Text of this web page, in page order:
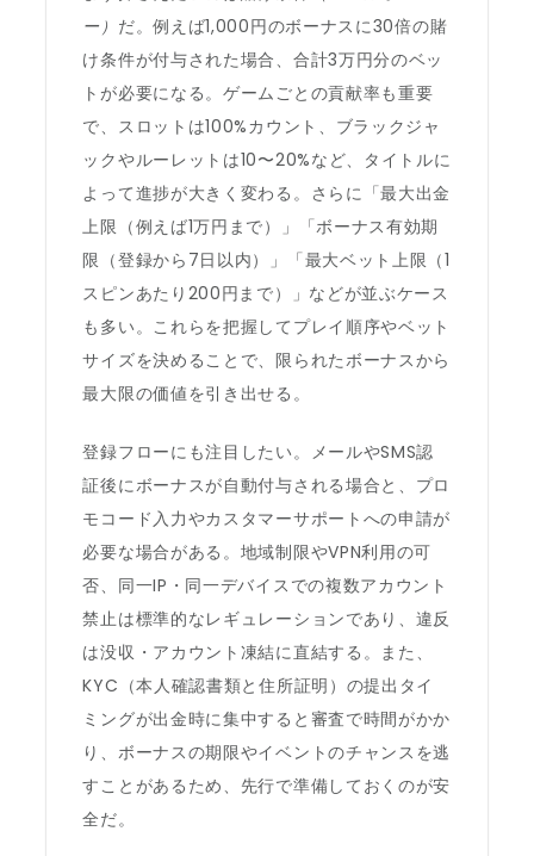
ー） だ。例えば1,000円のボーナスに30倍の賭
け条件が付与された場合、合計3万円分のベッ
トが必要になる。ゲームごとの貢献率も重要
で、スロットは100%カウント、ブラックジャ
ックやルーレットは10〜20%など、タイトルに
よって進捗が大きく変わる。さらに「最大出金
上限（例えば1万円まで）」「ボーナス有効期
限（登録から7日以内）」「最大ベット上限（1
スピンあたり200円まで）」などが並ぶケース
も多い。これらを把握してプレイ順序やベット
サイズを決めることで、限られたボーナスから
最大限の価値を引き出せる。
登録フローにも注目したい。メールやSMS認
証後にボーナスが自動付与される場合と、プロ
モコード入力やカスタマーサポートへの申請が
必要な場合がある。地域制限やVPN利用の可
否、同一IP・同一デバイスでの複数アカウント
禁止は標準的なレギュレーションであり、違反
は没収・アカウント凍結に直結する。また、
KYC（本人確認書類と住所証明）の提出タイ
ミングが出金時に集中すると審査で時間がかか
り、ボーナスの期限やイベントのチャンスを逃
すことがあるため、先行で準備しておくのが安
全だ。